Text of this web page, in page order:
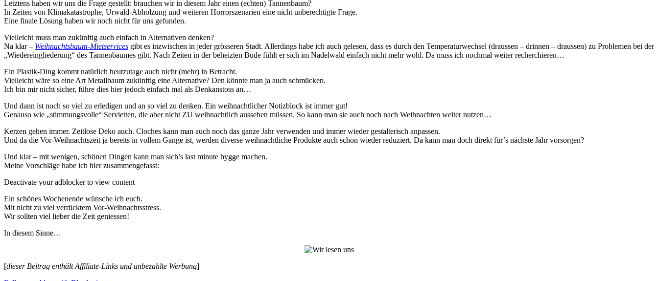
Letztens haben wir uns die Frage gestellt: brauchen wir in diesem Jahr einen (echten) Tannenbaum?
In Zeiten von Klimakatastrophe, Urwald-Abholzung und weiteren Horrorszenarien eine nicht unberechtigte Frage.
Eine finale Lösung haben wir noch nicht für uns gefunden.
Vielleicht muss man zukünftig auch einfach in Alternativen denken?
Na klar – Weihnachtsbaum-Mietservices gibt es inzwischen in jeder grösseren Stadt. Allerdings habe ich auch gelesen, dass es durch den Temperaturwechsel (draussen – drinnen – draussen) zu Problemen bei der
„Wiedereingliederung“ des Tannenbaumes gibt. Nach Zeiten in der beheizten Bude fühlt er sich im Nadelwald einfach nicht mehr wohl. Da muss ich nochmal weiter recherchieren…
Ein Plastik-Ding kommt natürlich heutzutage auch nicht (mehr) in Betracht.
Vielleicht wäre so eine Art Metallbaum zukünftig eine Alternative? Den könnte man ja auch schmücken.
Ich bin mir nicht sicher, führe dies hier jedoch einfach mal als Denkanstoss an…
Und dann ist noch so viel zu erledigen und an so viel zu denken. Ein weihnachtlicher Notizblock ist immer gut!
Genauso wie „stimmungsvolle“ Servietten, die aber nicht ZU weihnachtlich aussehen müssen. So kann man sie auch noch nach Weihnachten weiter nutzen…
Kerzen gehen immer. Zeitlose Deko auch. Cloches kann man auch noch das ganze Jahr verwenden und immer wieder gestalterisch anpassen.
Und da die Vor-Weihnachtszeit ja bereits in vollem Gange ist, werden diverse weihnachtliche Produkte auch schon wieder reduziert. Da kann man doch direkt für’s nächste Jahr vorsorgen?
Und klar – mit wenigen, schönen Dingen kann man sich’s last minute hygge machen.
Meine Vorschläge habe ich hier zusammengefasst:
Deactivate your adblocker to view content
Ein schönes Wochenende wünsche ich euch.
Mit nicht zu viel verrücktem Vor-Weihnachtsstress.
Wir sollten viel lieber die Zeit geniessen!
In diesem Sinne…
[dieser Beitrag enthält Affiliate-Links und unbezahlte Werbung]